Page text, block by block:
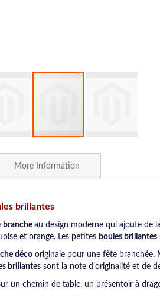
brillantes
branche au design moderne qui ajoute de
et orange. Les petites boules brillantes
déco originale pour une fête branchée.
brillantes sont la note d’originalité et de
un chemin de table, un présentoir à
More Information